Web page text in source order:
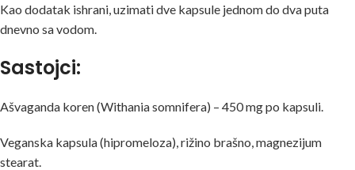
Kao dodatak ishrani, uzimati dve kapsule jednom do dva puta
dnevno sa vodom.
Sastojci:
Ašvaganda koren (Withania somnifera) – 450 mg po kapsuli.
Veganska kapsula (hipromeloza), rižino brašno, magnezijum
stearat.